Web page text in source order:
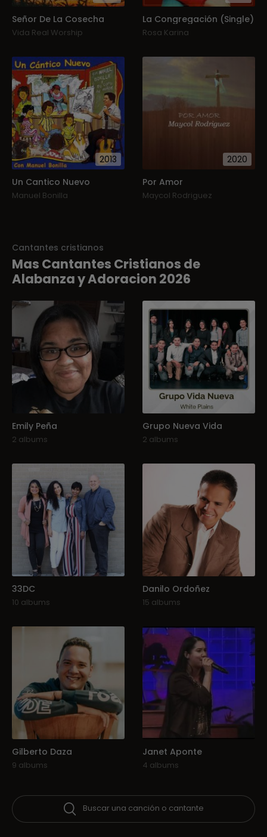
Señor De La Cosecha
Vida Real Worship
La Congregación (Single)
Rosa Karina
2013
Un Cantico Nuevo
Manuel Bonilla
2020
Por Amor
Maycol Rodriguez
Cantantes cristianos
Mas Cantantes Cristianos de
Alabanza y Adoracion 2026
Emily Peña
2 albums
Grupo Nueva Vida
2 albums
33DC
10 albums
Danilo Ordoñez
15 albums
Gilberto Daza
9 albums
Janet Aponte
4 albums
Buscar una canción o cantante